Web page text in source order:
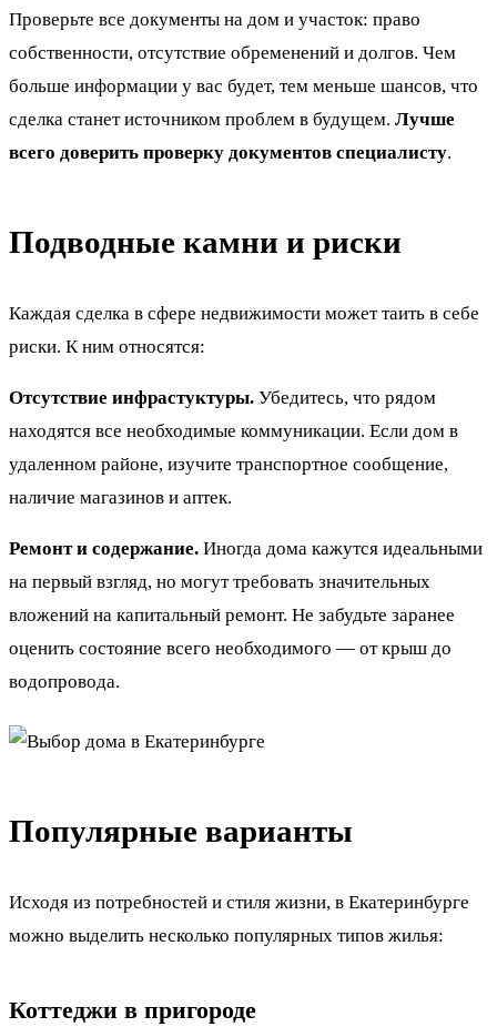
Проверьте все документы на дом и участок: право
собственности, отсутствие обременений и долгов. Чем
больше информации у вас будет, тем меньше шансов, что
сделка станет источником проблем в будущем. Лучше
всего доверить проверку документов специалисту.
Подводные камни и риски
Каждая сделка в сфере недвижимости может таить в себе
риски. К ним относятся:
Отсутствие инфрастуктуры. Убедитесь, что рядом
находятся все необходимые коммуникации. Если дом в
удаленном районе, изучите транспортное сообщение,
наличие магазинов и аптек.
Ремонт и содержание. Иногда дома кажутся идеальными
на первый взгляд, но могут требовать значительных
вложений на капитальный ремонт. Не забудьте заранее
оценить состояние всего необходимого — от крыш до
водопровода.
Популярные варианты
Исходя из потребностей и стиля жизни, в Екатеринбурге
можно выделить несколько популярных типов жилья:
Коттеджи в пригороде